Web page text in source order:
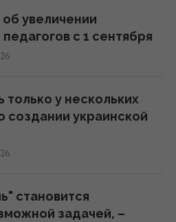
увеличении
с 1 сентября
у нескольких
создании украинской
становится
задачей, –